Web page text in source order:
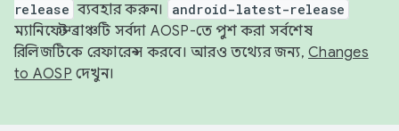
release ব্যবহার করুন। android-latest-release
ম্যানিফেস্ট ব্রাঞ্চটি সর্বদা AOSP-তে পুশ করা সর্বশেষ
রিলিজটিকে রেফারেন্স করবে। আরও তথ্যের জন্য, Changes
to AOSP দেখুন।